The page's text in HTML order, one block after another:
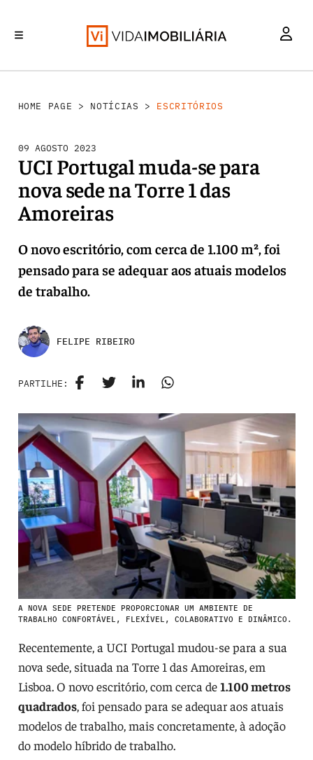
HOME PAGE > NOTÍCIAS > ESCRITÓRIOS
09 AGOSTO 2023
UCI Portugal muda-se para
nova sede na Torre 1 das
Amoreiras
O novo escritório, com cerca de 1.100 m², foi
pensado para se adequar aos atuais modelos
de trabalho.
FELIPE RIBEIRO
PARTILHE:
A NOVA SEDE PRETENDE PROPORCIONAR UM AMBIENTE DE
TRABALHO CONFORTÁVEL, FLEXÍVEL, COLABORATIVO E DINÂMICO.
Recentemente, a UCI Portugal mudou-se para a sua
nova sede, situada na Torre 1 das Amoreiras, em
Lisboa. O novo escritório, com cerca de1.100 metros
quadrados, foi pensado para se adequar aos atuais
modelos de trabalho, mais concretamente, à adoção
do modelo híbrido de trabalho.